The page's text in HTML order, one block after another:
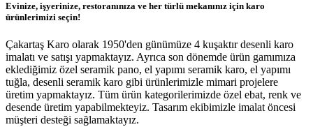
Evinize, işyerinize, restoranınıza ve her türlü mekanınız için karo
ürünlerimizi seçin!
Çakartaş Karo olarak 1950'den günümüze 4 kuşaktır desenli karo
imalatı ve satışı yapmaktayız. Ayrıca son dönemde ürün gamımıza
eklediğimiz özel seramik pano, el yapımı seramik karo, el yapımı
tuğla, desenli seramik karo gibi ürünlerimizle mimari projelere
üretim yapmaktayız. Tüm ürün kategorilerimizde özel ebat, renk ve
desende üretim yapabilmekteyiz. Tasarım ekibimizle imalat öncesi
müşteri desteği sağlamaktayız.